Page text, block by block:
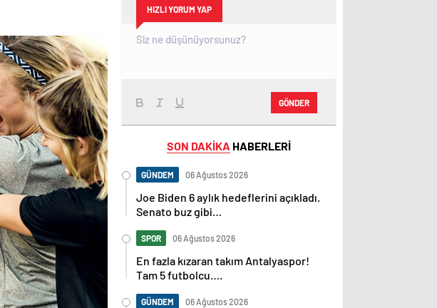
HIZLI YORUM YAP
GÖNDER
SON DAKİKA HABERLERİ
GÜNDEM 06 Ağustos 2026
Joe Biden 6 aylık hedeflerini açıkladı.
Senato buz gibi…
SPOR 06 Ağustos 2026
En fazla kızaran takım Antalyaspor!
Tam 5 futbolcu….
GÜNDEM 06 Ağustos 2026